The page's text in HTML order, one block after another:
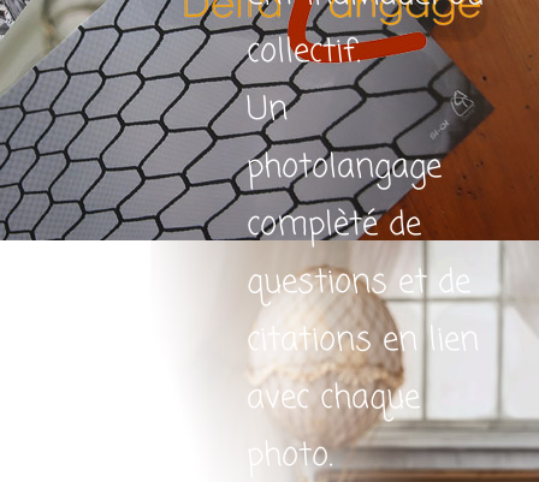
collectif.
Un
photolangage
complèté de
questions et de
citations en lien
avec chaque
photo.